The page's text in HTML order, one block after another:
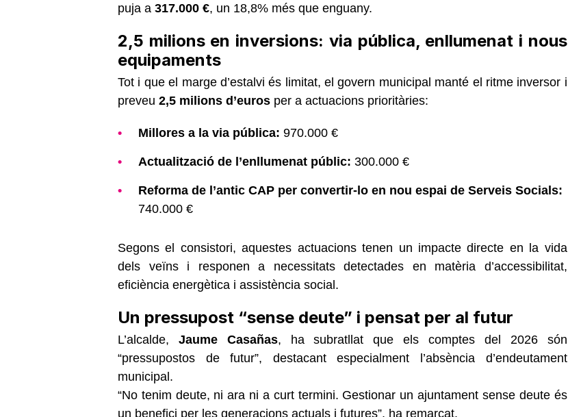
puja a 317.000 €, un 18,8% més que enguany.
2,5 milions en inversions: via pública, enllumenat i nous
equipaments
Tot i que el marge d’estalvi és limitat, el govern municipal manté el ritme inversor i
preveu 2,5 milions d’euros per a actuacions prioritàries:
Millores a la via pública: 970.000 €
Actualització de l’enllumenat públic: 300.000 €
Reforma de l’antic CAP per convertir-lo en nou espai de Serveis Socials:
740.000 €
Segons el consistori, aquestes actuacions tenen un impacte directe en la vida
dels veïns i responen a necessitats detectades en matèria d’accessibilitat,
eficiència energètica i assistència social.
Un pressupost “sense deute” i pensat per al futur
L’alcalde, Jaume Casañas, ha subratllat que els comptes del 2026 són
“pressupostos de futur”, destacant especialment l’absència d’endeutament
municipal.
“No tenim deute, ni ara ni a curt termini. Gestionar un ajuntament sense deute és
un benefici per les generacions actuals i futures”, ha remarcat.